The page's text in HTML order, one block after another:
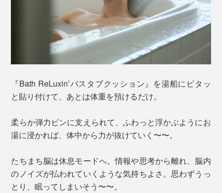
『Bath ReLuxin’バスタブクッション』を湯船にピタッ
と貼り付けて、あとは体重を預けるだけ。
柔らか弾力ピンに支えられて、ふわっと浮かぶようにお
湯に浸かれば、体中から力が抜けていく〜〜。
たちまち脳は休息モードへ。情報や思考から離れ、脳内
のノイズが払われていくような気持ちよさ。思わずうっ
とり、眠ってしまいそう〜〜。